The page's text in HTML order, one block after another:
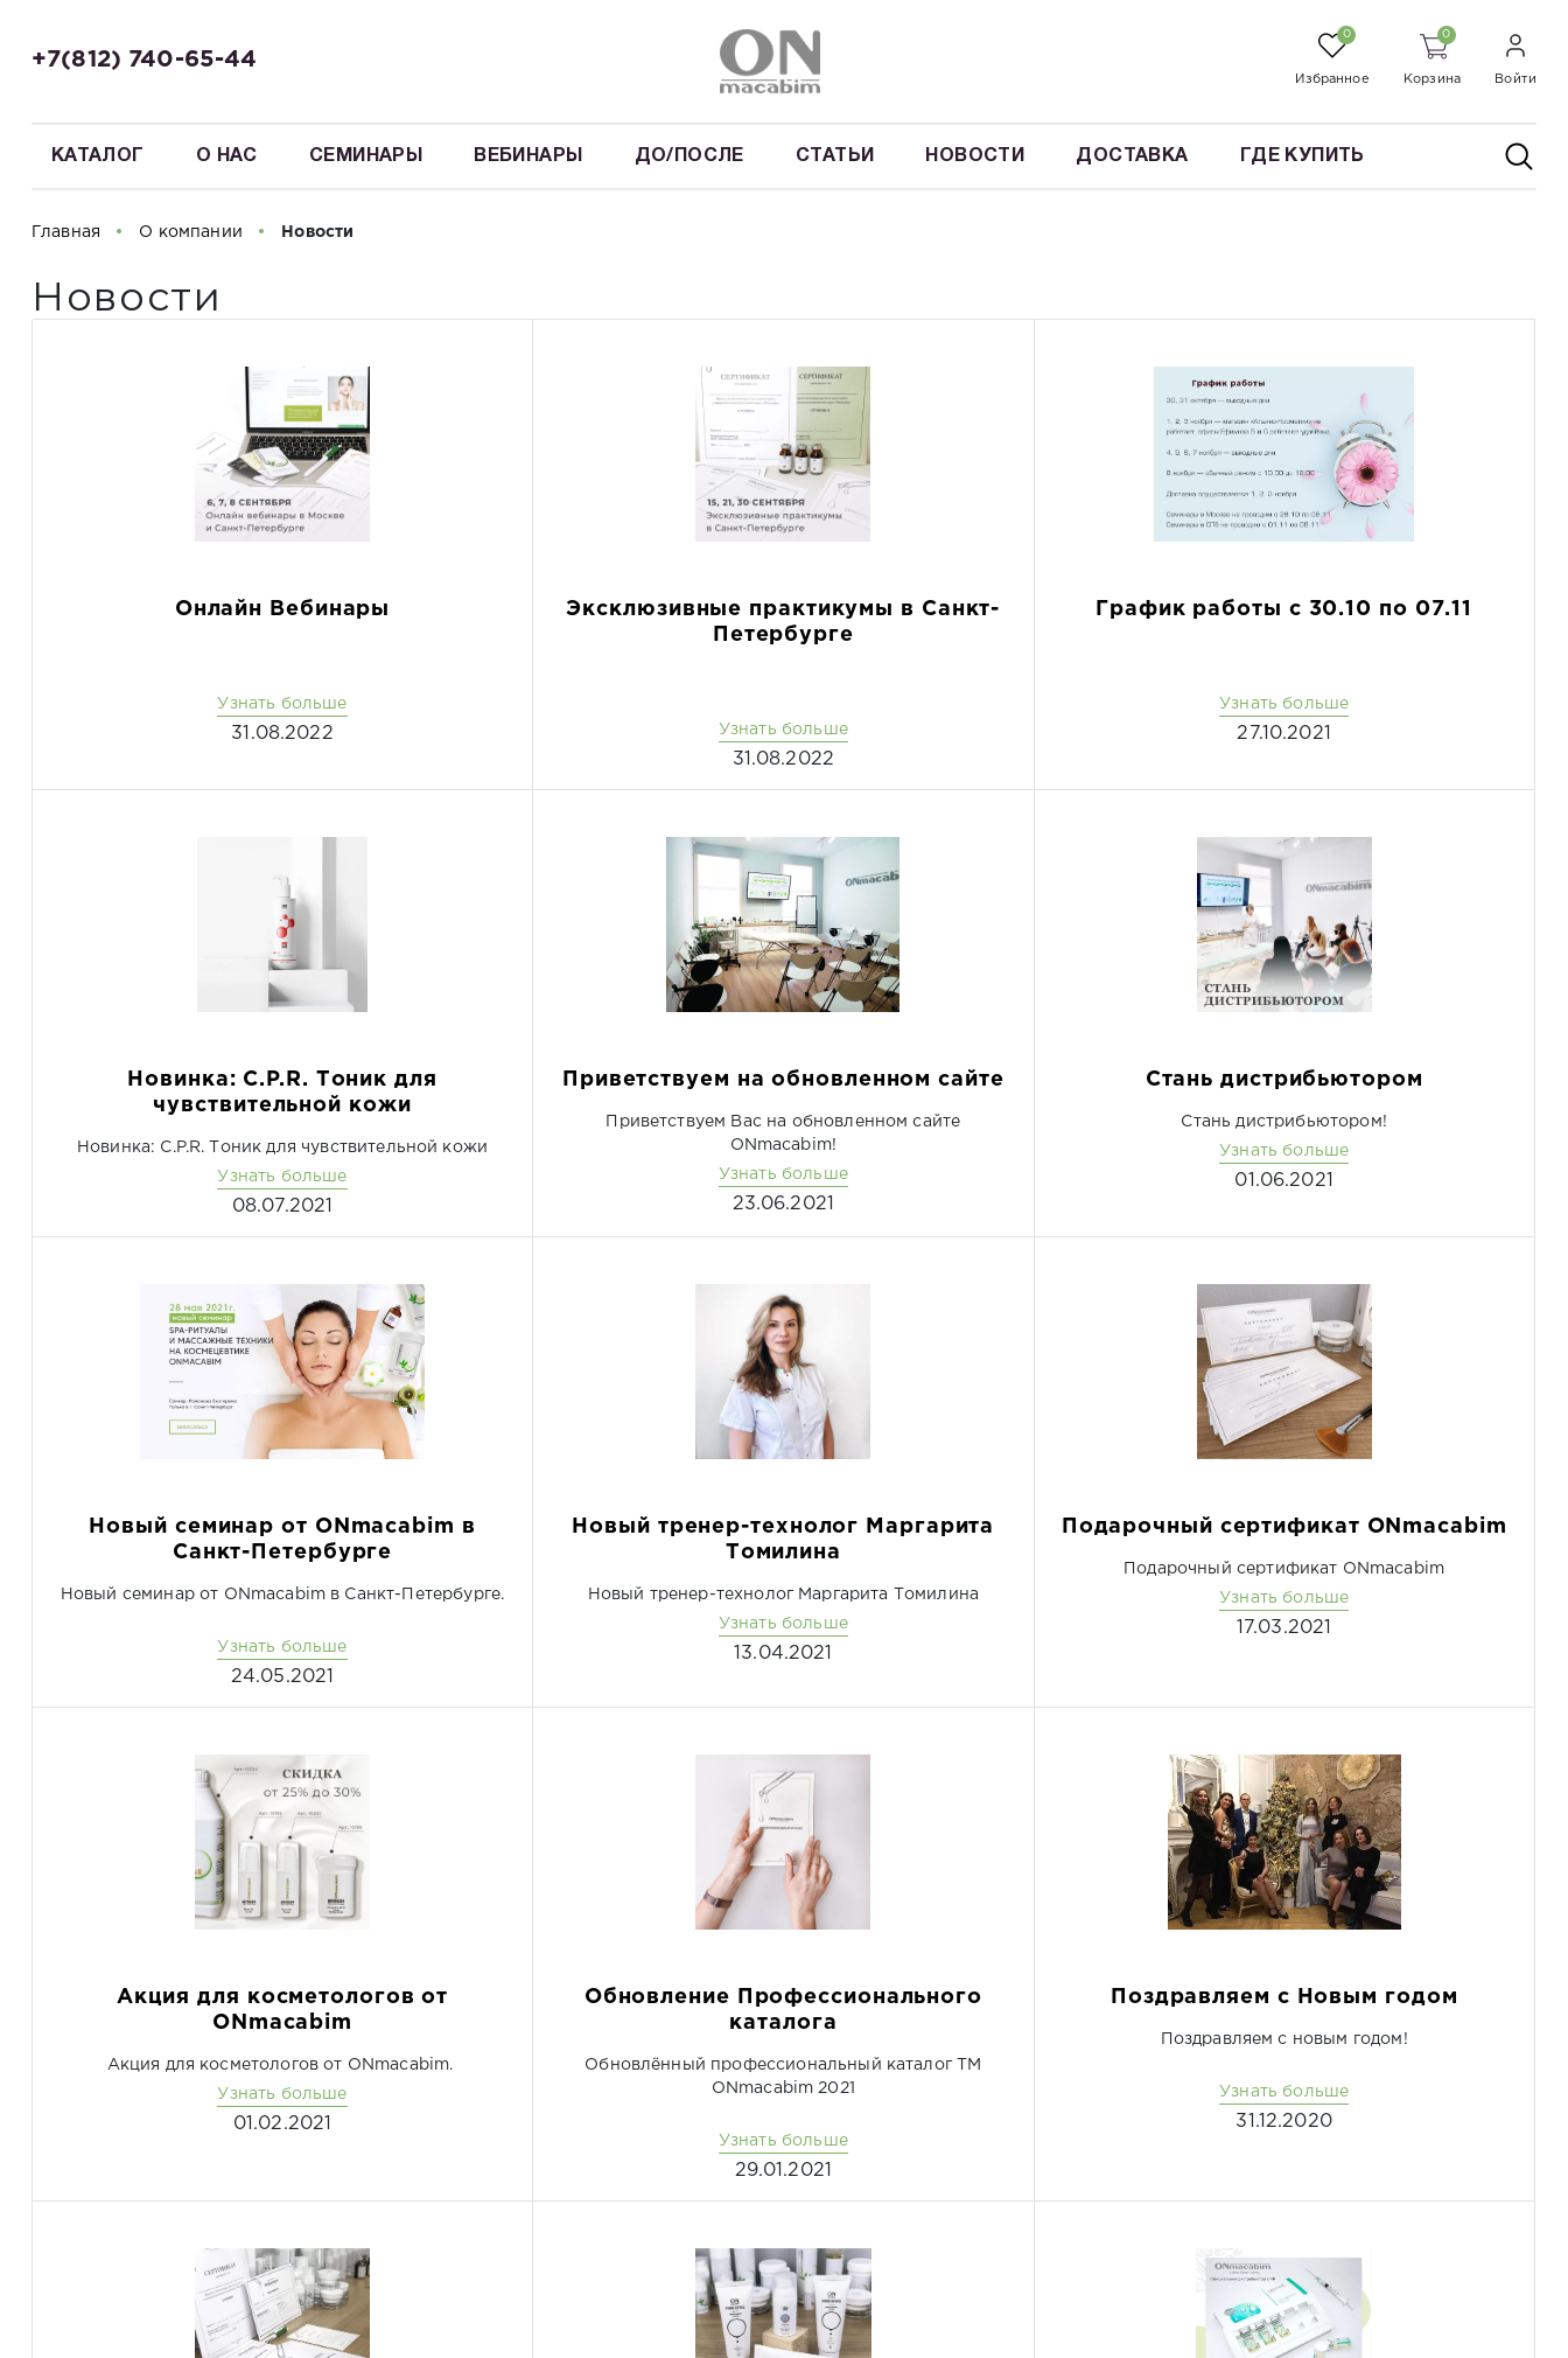
+7(812) 740-65-44
0
Избранное
0
Корзина Войти
КАТАЛОГ О НАС СЕМИНАРЫ ВЕБИНАРЫ ДО/ПОСЛЕ СТАТЬИ НОВОСТИ ДОСТАВКА ГДЕ КУПИТЬ
Главная О компании Новости
Новости
Онлайн Вебинары
Узнать больше
31.08.2022
Эксклюзивные практикумы в Санкт-
Петербурге
Узнать больше
31.08.2022
График работы с 30.10 по 07.11
Узнать больше
27.10.2021
Новинка: C.P.R. Тоник для
чувствительной кожи
Новинка: C.P.R. Тоник для чувствительной кожи
Узнать больше
08.07.2021
Приветствуем на обновленном сайте
Приветствуем Вас на обновленном сайте
ONmacabim!
Узнать больше
23.06.2021
Стань дистрибьютором
Стань дистрибьютором!
Узнать больше
01.06.2021
Новый семинар от ONmacabim в
Санкт-Петербурге
Новый семинар от ONmacabim в Санкт-Петербурге.
Узнать больше
24.05.2021
Новый тренер-технолог Маргарита
Томилина
Новый тренер-технолог Маргарита Томилина
Узнать больше
13.04.2021
Подарочный сертификат ONmacabim
Подарочный сертификат ONmacabim
Узнать больше
17.03.2021
Акция для косметологов от
ONmacabim
Акция для косметологов от ONmacabim.
Узнать больше
01.02.2021
Обновление Профессионального
каталога
Обновлённый профессиональный каталог ТМ
ONmacabim 2021
Узнать больше
29.01.2021
Поздравляем с Новым годом
Поздравляем с новым годом!
Узнать больше
31.12.2020